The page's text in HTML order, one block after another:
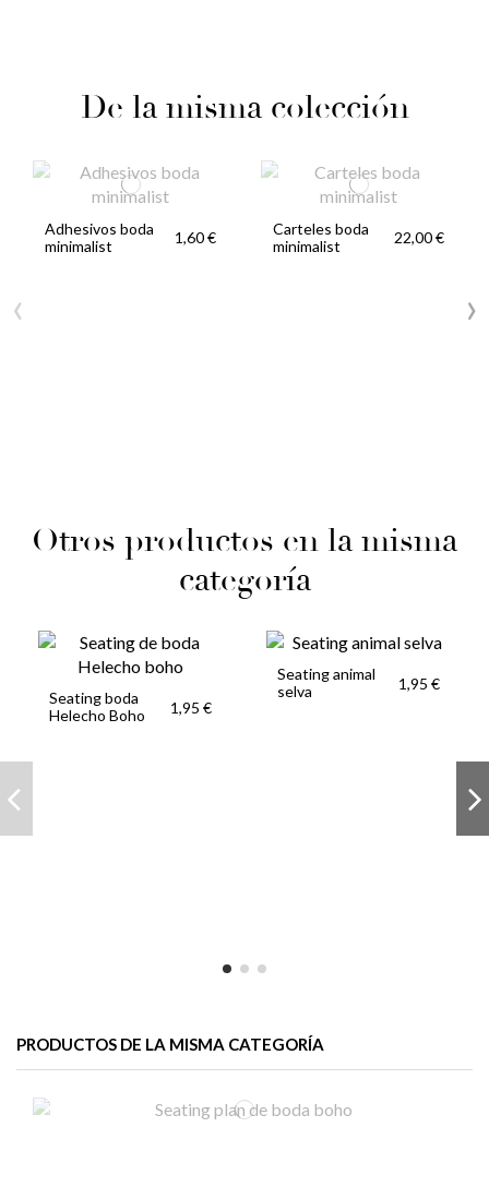
De la misma colección
Adhesivos boda
minimalist
1,60 €
Carteles boda
minimalist
22,00 €
‹ ›
Otros productos en la misma
categoría
Seating boda
Helecho Boho
1,95 €
Seating animal
selva
1,95 €
PRODUCTOS DE LA MISMA CATEGORÍA